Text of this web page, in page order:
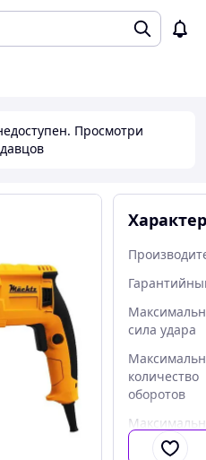
Просмотри
сила удара
количество
оборотов
количество